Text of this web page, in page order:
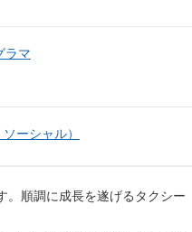
ラマ
ーシャル）
順調に成長を遂げるタクシー